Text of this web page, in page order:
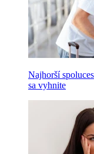
Najhorší
sa vyhnite